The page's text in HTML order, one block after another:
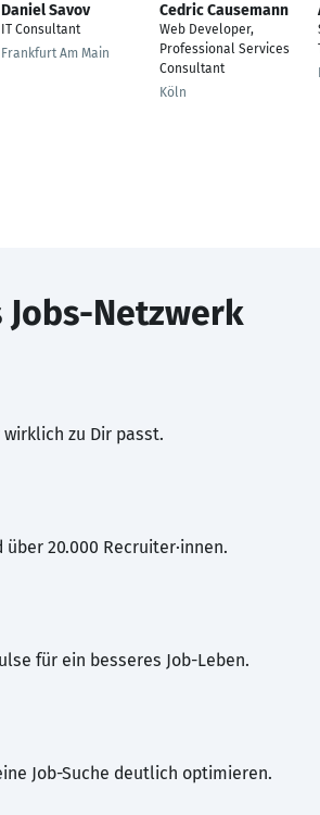
Daniel Savov
IT Consultant
Frankfurt Am Main
Cedric Causemann
Web Developer,
Professional Services
Consultant
Köln
Jobs-Netzwerk
wirklich zu Dir passt.
20.000 Recruiter·innen.
für ein besseres Job-Leben.
Job-Suche deutlich optimieren.